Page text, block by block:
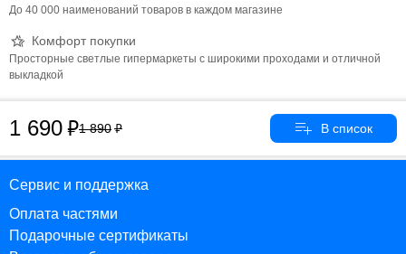
До 40 000 наименований товаров в каждом магазине
Комфорт покупки
Просторные светлые гипермаркеты с широкими проходами и отличной
выкладкой
1 690 1 890
Сервис и поддержка
Оплата частями
Подарочные сертификаты